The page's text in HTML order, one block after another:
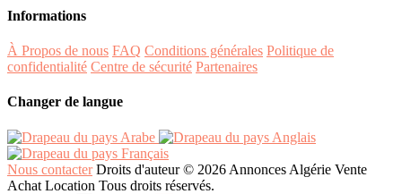
Informations
À Propos de nous FAQ Conditions générales Politique de
confidentialité Centre de sécurité Partenaires
Changer de langue
Arabe
Anglais
Français
Nous contacter Droits d'auteur © 2026 Annonces Algérie Vente
Achat Location Tous droits réservés.